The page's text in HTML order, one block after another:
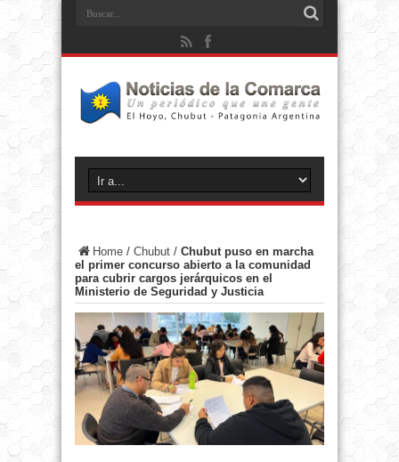
Home / Chubut / Chubut puso en marcha
el primer concurso abierto a la comunidad
para cubrir cargos jerárquicos en el
Ministerio de Seguridad y Justicia